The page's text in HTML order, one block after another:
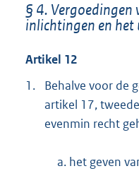
§ 4.
inlichtingen en
Artikel 12
1.
Behalve voor de
artikel 17,
evenmin recht
a. het geven